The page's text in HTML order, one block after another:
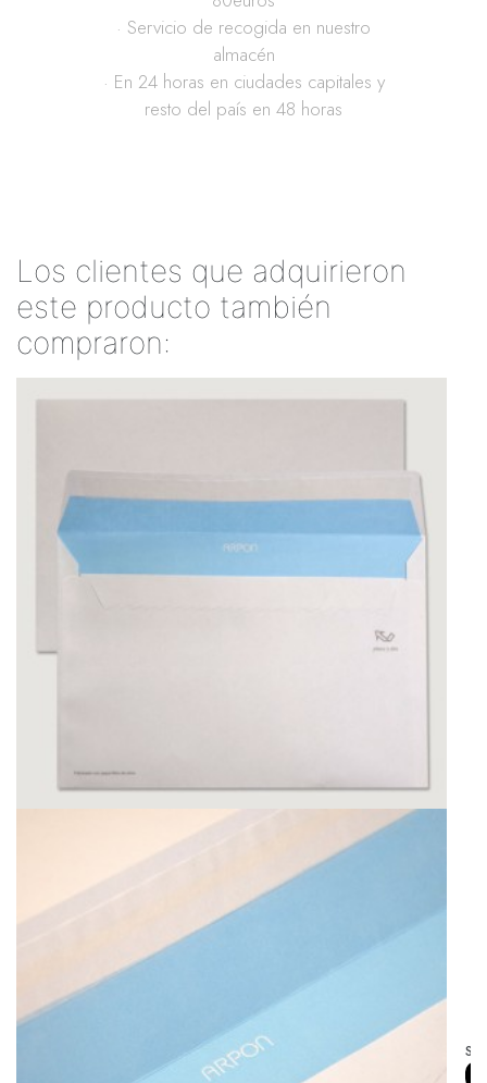
· Servicio de recogida en nuestro
almacén
· En 24 horas en ciudades capitales y
resto del país en 48 horas
Los clientes que adquirieron
este producto también
compraron: